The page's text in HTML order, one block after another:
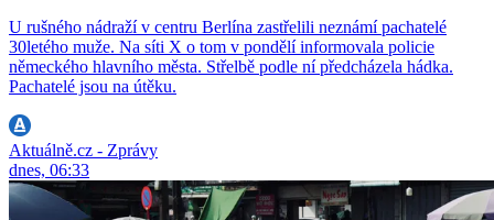
U rušného nádraží v centru Berlína zastřelili neznámí pachatelé
30letého muže. Na síti X o tom v pondělí informovala policie
německého hlavního města. Střelbě podle ní předcházela hádka.
Pachatelé jsou na útěku.
Aktuálně.cz - Zprávy
dnes, 06:33